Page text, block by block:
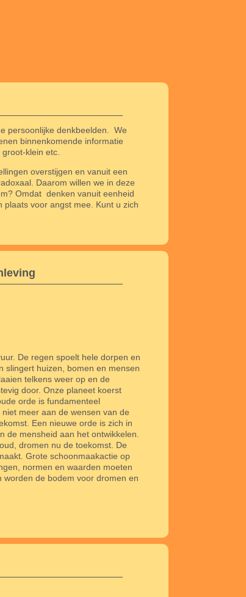
persoonlijke denkbeelden.
We
binnenkomende informatie
klein etc.
overstijgen en vanuit een
Daarom willen we in deze
Omdat denken vanuit eenheid
voor angst mee. Kunt u zich
De regen spoelt hele dorpen en
slingert huizen, bomen en mensen
telkens weer op en de
door. Onze planeet koerst
orde is fundamenteel
meer aan de wensen van de
Een nieuwe orde is zich in
de mensheid aan het ontwikkelen.
dromen nu de toekomst. De
Grote schoonmaakactie op
normen en waarden moeten
worden de bodem voor dromen en